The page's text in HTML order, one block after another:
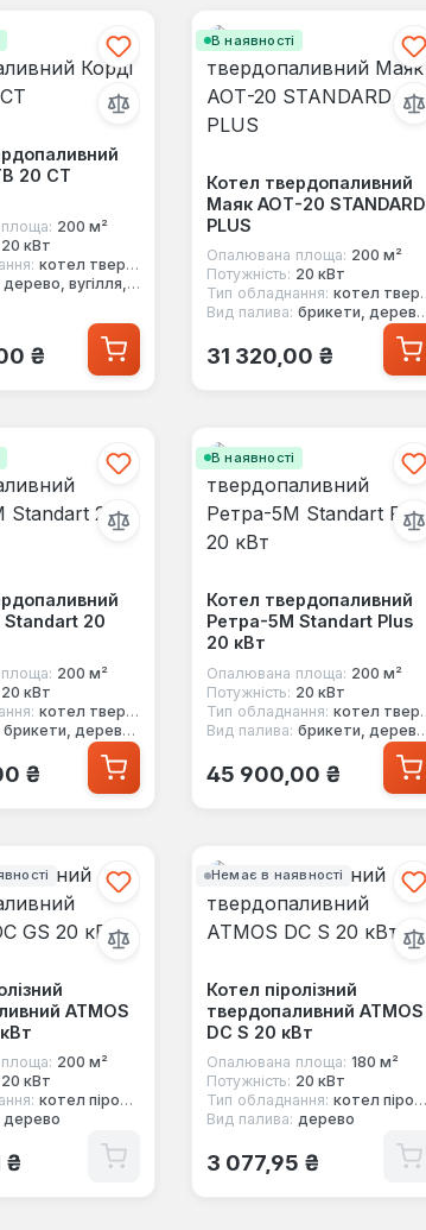
20 CT
200 м²
20 кВт
котел твердопаливний
дерево, вугілля, кокс
₴
В наявності
Котел твердопаливний
Маяк АОТ-20 STANDARD
PLUS
Опалювана площа: 200 м²
Потужність: 20 кВт
Тип обладнання: котел твердопаливний
Вид палива: брикети, дерево, вугілля, кокс
Звичайна ціна:
31 320,00 ₴
20
200 м²
20 кВт
котел твердопаливний
брикети, дерево, вугілля, кокс, торф, стружка, тирса
₴
В наявності
Котел твердопаливний
Ретра-5М Standart Plus
20 кВт
Опалювана площа: 200 м²
Потужність: 20 кВт
Тип обладнання: котел твердопаливний
Вид палива: брикети, дерево, вугілля, кокс, торф, стружка, тирса
Звичайна ціна:
45 900,00 ₴
ATMOS
200 м²
20 кВт
котел піролізний
дерево
₴
Немає в наявності
Котел піролізний
твердопаливний ATMOS
DC S 20 кВт
Опалювана площа: 180 м²
Потужність: 20 кВт
Тип обладнання: котел піролізний
Вид палива: дерево
Звичайна ціна:
3 077,95 ₴